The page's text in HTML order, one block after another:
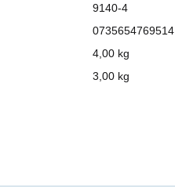
9140-4
0735654769514
4,00 kg
3,00 kg